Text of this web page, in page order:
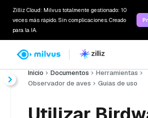
Zilliz Cloud: Milvus totalmente gestionado: 10
veces más rápido. Sin complicaciones. Creado
para la IA.
Inicio Documentos
Herramientas
Observador de aves
Guías de uso